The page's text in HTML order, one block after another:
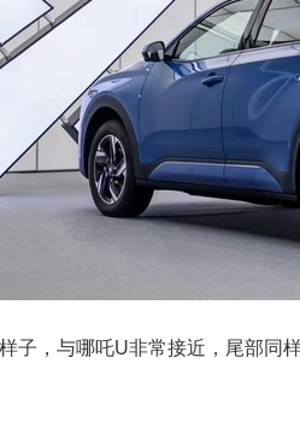
子，与哪吒U非常接近，尾部同